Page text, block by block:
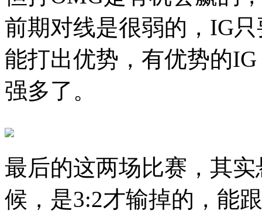
前期对线是很弱的，IG
能打出优势，有优势的
强多了。
最后的这两场比赛，其
候，是3:2才输掉的，能